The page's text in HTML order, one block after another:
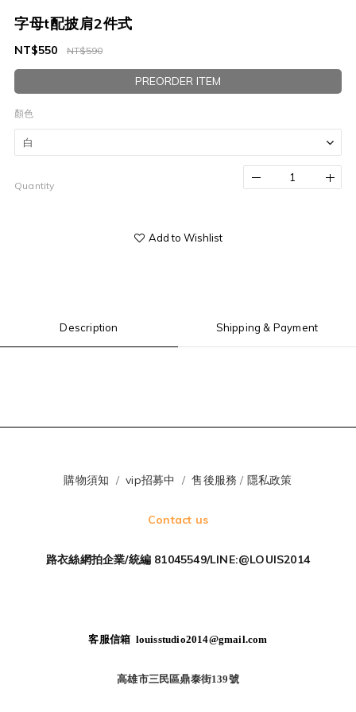
字母t配披肩2件式
NT$590
NT$550
PREORDER ITEM
顏色
Quantity
Add to Wishlist
Description Shipping & Payment
購物須知 /vip招募中 /售後服務 / 隱私政策
Contact us
路衣絲網拍企業/統編 81045549/LINE:@LOUIS2014
客服信箱 louisstudio2014@gmail.com
高雄市三民區鼎泰街139號